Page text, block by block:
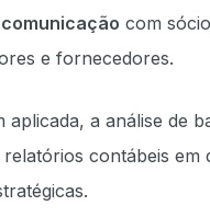
com
e fornecedores.
aplicada, a análise de
contábeis em